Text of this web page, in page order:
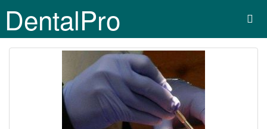
DentalPro